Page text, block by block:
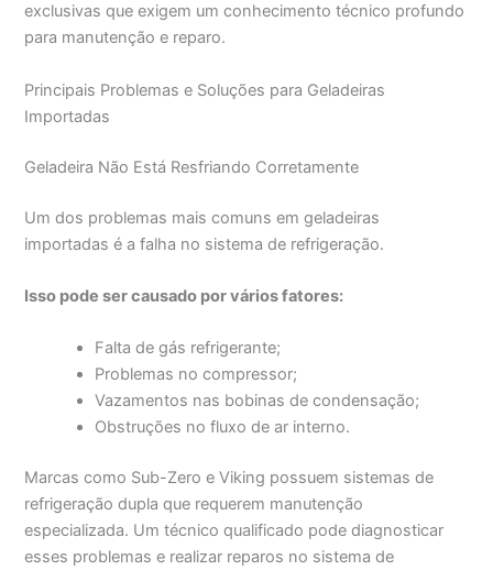
exclusivas que exigem um conhecimento técnico profundo
para manutenção e reparo.
Principais Problemas e Soluções para Geladeiras
Importadas
Geladeira Não Está Resfriando Corretamente
Um dos problemas mais comuns em geladeiras
importadas é a falha no sistema de refrigeração.
Isso pode ser causado por vários fatores:
Falta de gás refrigerante;
Problemas no compressor;
Vazamentos nas bobinas de condensação;
Obstruções no fluxo de ar interno.
Marcas como Sub-Zero e Viking possuem sistemas de
refrigeração dupla que requerem manutenção
especializada. Um técnico qualificado pode diagnosticar
esses problemas e realizar reparos no sistema de